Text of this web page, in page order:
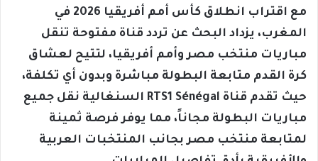
مع اقتراب انطلاق كأس أمم أفريقيا 2026 في
المغرب، يزداد البحث عن تردد قناة مفتوحة تنقل
مباريات منتخب مصر وأمم أفريقيا، لتتيح لعشاق
كرة القدم متابعة البطولة مباشرة وبدون أي تكلفة،
حيث تقدم قناة RTS1 Sénégal السنغالية نقل جميع
مباريات البطولة مجاناً، مما يوفر فرصة ثمينة
لمتابعة منتخب مصر بجانب المنتخبات العربية